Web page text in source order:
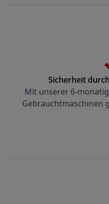
Sicherheit
Mit unserer 6-
Gebrauchtmaschinen